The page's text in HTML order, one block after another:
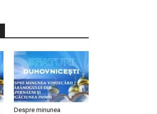
Despre minunea